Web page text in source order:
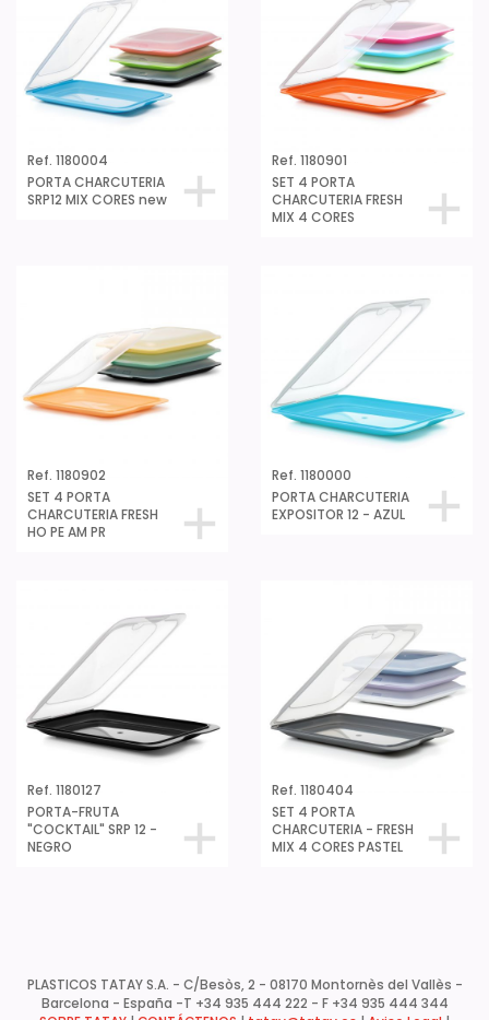
Ref. 1180004
PORTA CHARCUTERIA
SRP12 MIX CORES new
Ref. 1180901
SET 4 PORTA
CHARCUTERIA FRESH
MIX 4 CORES
Ref. 1180902
SET 4 PORTA
CHARCUTERIA FRESH
HO PE AM PR
Ref. 1180000
PORTA CHARCUTERIA
EXPOSITOR 12 - AZUL
Ref. 1180127
PORTA-FRUTA
"COCKTAIL" SRP 12 -
NEGRO
Ref. 1180404
SET 4 PORTA
CHARCUTERIA - FRESH
MIX 4 CORES PASTEL
PLASTICOS TATAY S.A. - C/Besòs, 2 - 08170 Montornès del Vallès -
Barcelona - España -T +34 935 444 222 - F +34 935 444 344